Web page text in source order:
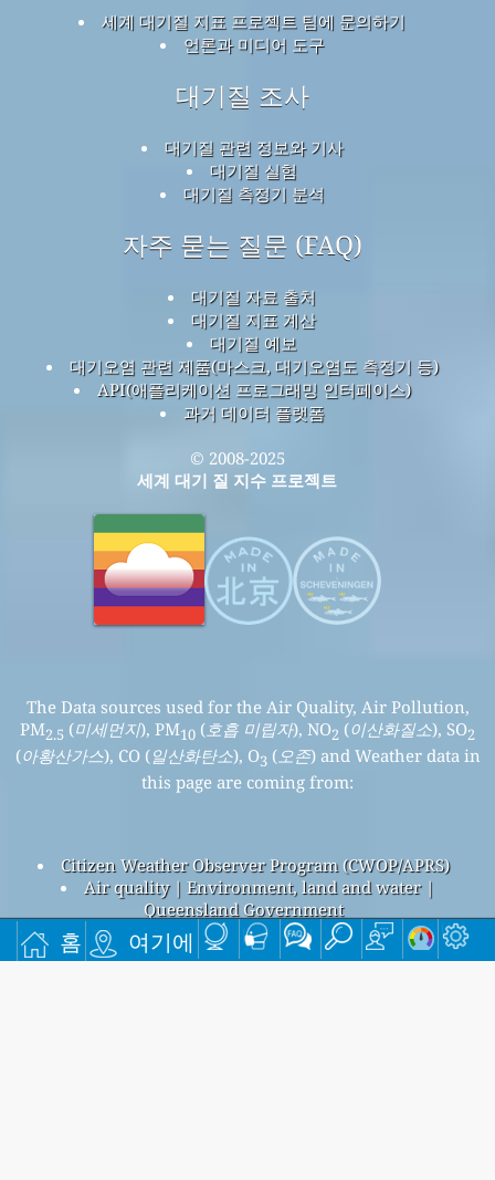
홈 여기에
세계 대기질 지표 프로젝트 팀에 문의하기
언론과 미디어 도구
대기질 조사
대기질 관련 정보와 기사
대기질 실험
대기질 측정기 분석
자주 묻는 질문 (FAQ)
대기질 자료 출처
대기질 지표 계산
대기질 예보
대기오염 관련 제품(마스크, 대기오염도 측정기 등)
API(애플리케이션 프로그래밍 인터페이스)
과거 데이터 플랫폼
© 2008-2025
세계 대기 질 지수 프로젝트
The Data sources used for the Air Quality, Air Pollution,
PM2.5 (미세먼지), PM10 (호흡 미립자), NO2 (이산화질소), SO2
(아황산가스), CO (일산화탄소), O3 (오존) and Weather data in
this page are coming from:
Citizen Weather Observer Program (CWOP/APRS)
Air quality | Environment, land and water |
Queensland Government
South Gladstone, 호주의 대기 오염
South Gladstone 전체 대기 오염 지수는 17입니다.